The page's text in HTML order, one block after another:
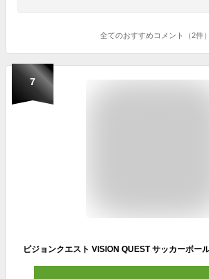
全てのおすすめコメント（2件）
7
ビジョンクエスト VISION QUEST サッカーボー